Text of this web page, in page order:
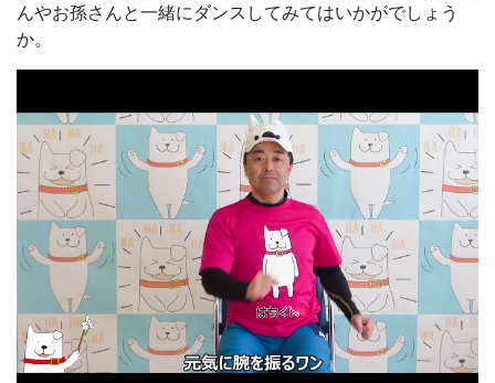
んやお孫さんと一緒にダンスしてみてはいかがでしょう
か。